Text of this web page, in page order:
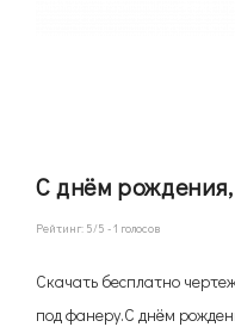
С днём
Рейтинг: 5/5 -1 голосов
Скачать бесплатно
под фанеру.С днём